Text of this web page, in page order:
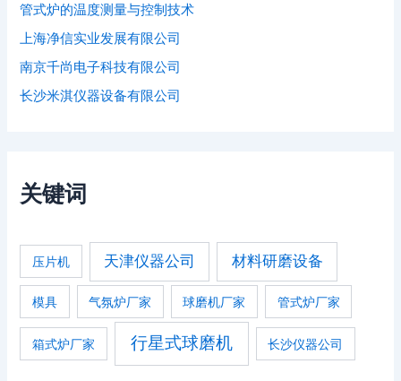
管式炉的温度测量与控制技术
上海净信实业发展有限公司
南京千尚电子科技有限公司
长沙米淇仪器设备有限公司
关键词
压片机 天津仪器公司 材料研磨设备
模具 气氛炉厂家 球磨机厂家 管式炉厂家
箱式炉厂家 行星式球磨机 长沙仪器公司